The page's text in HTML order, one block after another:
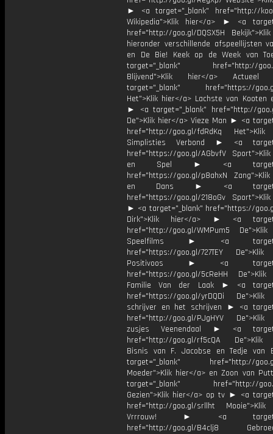
► <a target="_blank" href="http://
Wikipedia">Klik hier</a> ► <a
href="http://goo.gl/DQSX5H
hieronder verschillende afspeellijsten
en De Bie! Keek op de Week van
target="_blank" href="http://
Blijvend">Klik hier</a>
target="_blank" href="https://
Het">Klik hier</a> Lachste van Kooten
► <a target="_blank" href="http://
De">Klik hier</a> Vieze Man ► <a
href="http://goo.gl/fdRdKq
Simplisties Verbond ► <a
href="https://goo.gl/AGbvfV
en Spel ► <a
href="https://goo.gl/p8ahxN
en Dans ► <a
href="https://goo.gl/218oGv
► <a target="_blank" href="https://
Dirk">Klik hier</a> ► <a
href="http://goo.gl/WMPum5
Speelfilms ► <a
href="https://goo.gl/727TEY
Positivoos ► <a
href="https://goo.gl/5cReHH
Familie Van der Laak ► <a
href="https://goo.gl/yrDQDi
schrijver en het schrijven ► <a
href="http://goo.gl/PJgHYV
zusjes Veenendaal ► <a
href="http://goo.gl/rf5cQA De">Klik
Bisnis van F. Jacobse en Tedje
target="_blank" href="http://goo.gl/
Moeder">Klik hier</a> en Zoon van
target="_blank" href="http://
Gezien">Klik hier</a> op tv ► <a
href="http://goo.gl/srllht
Vrrrouw! ► <a
href="http://goo.gl/B4clj8